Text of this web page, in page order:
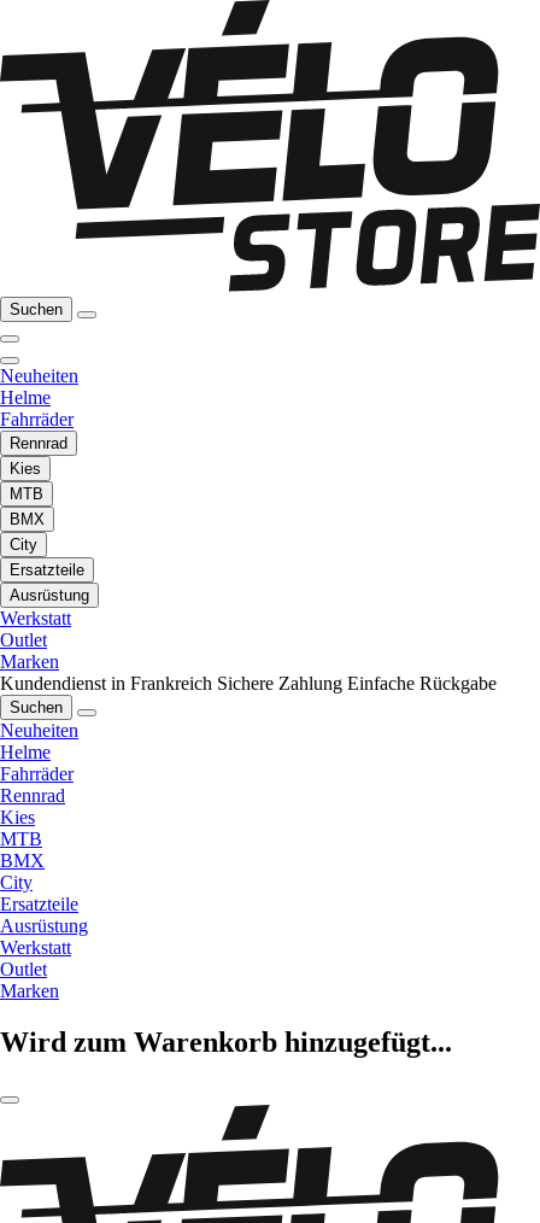
Suchen
Neuheiten
Helme
Fahrräder
Rennrad
Kies
MTB
BMX
City
Ersatzteile
Ausrüstung
Werkstatt
Outlet
Marken
Kundendienst in Frankreich Sichere Zahlung Einfache Rückgabe
Suchen
Neuheiten
Helme
Fahrräder
Rennrad
Kies
MTB
BMX
City
Ersatzteile
Ausrüstung
Werkstatt
Outlet
Marken
Wird zum Warenkorb hinzugefügt...